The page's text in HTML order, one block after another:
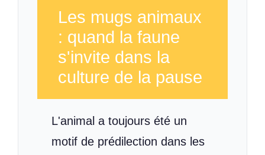
Les mugs animaux
: quand la faune
s'invite dans la
culture de la pause
L'animal a toujours été un
motif de prédilection dans les